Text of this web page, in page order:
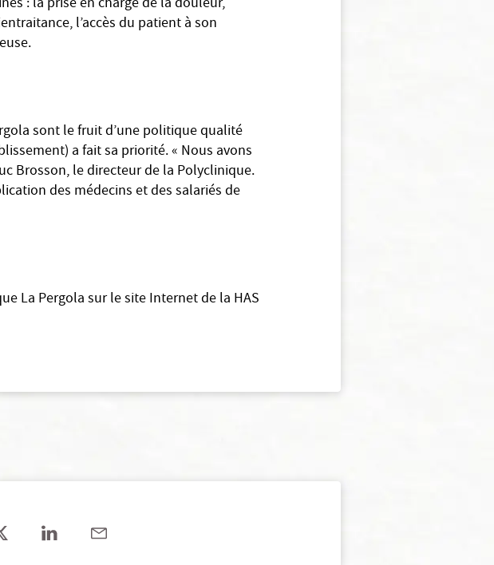
: la prise en charge de la douleur,
l’accès du patient à son
sont le fruit d’une politique qualité
a fait sa priorité. « Nous avons
Brosson, le directeur de la Polyclinique.
des médecins et des salariés de
La Pergola sur le site Internet de la HAS